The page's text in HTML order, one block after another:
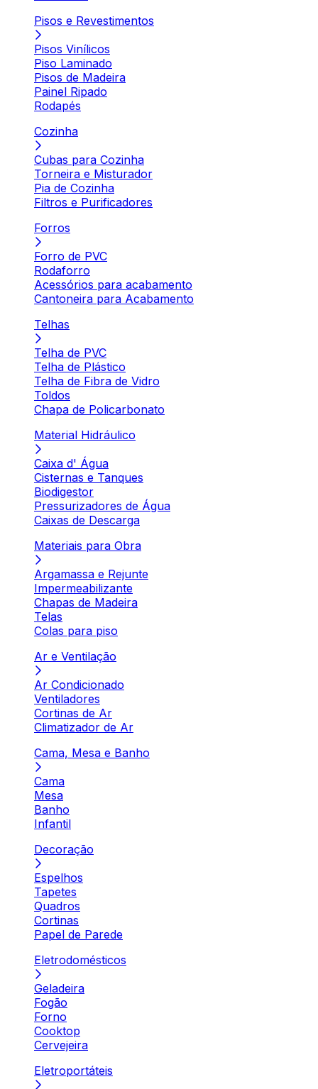
Pisos e Revestimentos
Pisos Vinílicos
Piso Laminado
Pisos de Madeira
Painel Ripado
Rodapés
Cozinha
Cubas para Cozinha
Torneira e Misturador
Pia de Cozinha
Filtros e Purificadores
Forros
Forro de PVC
Rodaforro
Acessórios para acabamento
Cantoneira para Acabamento
Telhas
Telha de PVC
Telha de Plástico
Telha de Fibra de Vidro
Toldos
Chapa de Policarbonato
Material Hidráulico
Caixa d' Água
Cisternas e Tanques
Biodigestor
Pressurizadores de Água
Caixas de Descarga
Materiais para Obra
Argamassa e Rejunte
Impermeabilizante
Chapas de Madeira
Telas
Colas para piso
Ar e Ventilação
Ar Condicionado
Ventiladores
Cortinas de Ar
Climatizador de Ar
Cama, Mesa e Banho
Cama
Mesa
Banho
Infantil
Decoração
Espelhos
Tapetes
Quadros
Cortinas
Papel de Parede
Eletrodomésticos
Geladeira
Fogão
Forno
Cooktop
Cervejeira
Eletroportáteis